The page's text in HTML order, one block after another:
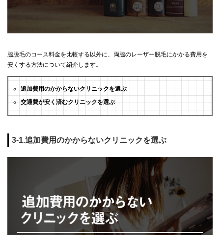
脇脱毛のコース料金を比較する以外に、両脇のレーザー脱毛にかかる費用を
安くする方法について紹介します。
追加費用のかからないクリニックを選ぶ
交通費が安く済むクリニックを選ぶ
3-1.追加費用のかからないクリニックを選ぶ